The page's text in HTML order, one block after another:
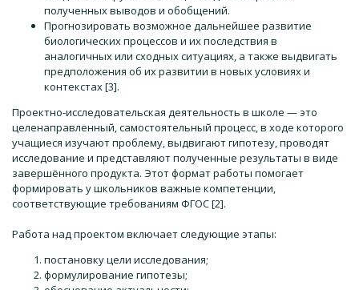
полученных выводов и обобщений.
Прогнозировать возможное дальнейшее развитие
биологических процессов и их последствия в
аналогичных или сходных ситуациях, а также выдвигать
предположения об их развитии в новых условиях и
контекстах [3].
Проектно-исследовательская деятельность в школе — это
целенаправленный, самостоятельный процесс, в ходе которого
учащиеся изучают проблему, выдвигают гипотезу, проводят
исследование и представляют полученные результаты в виде
завершённого продукта. Этот формат работы помогает
формировать у школьников важные компетенции,
соответствующие требованиям ФГОС [2].
Работа над проектом включает следующие этапы:
постановку цели исследования;
формулирование гипотезы;